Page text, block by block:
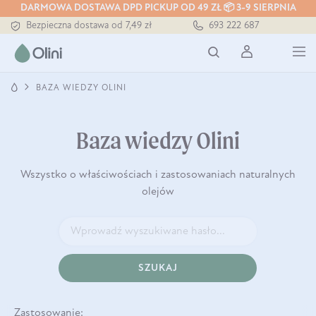
DARMOWA DOSTAWA DPD PICKUP OD 49 ZŁ 📦 3-9 SIERPNIA
Bezpieczna dostawa od 7,49 zł
Darmowa dostawa od 199 zł
693 222 687
BAZA WIEDZY OLINI
Baza wiedzy Olini
Wszystko o właściwościach i zastosowaniach naturalnych
olejów
SZUKAJ
Zastosowanie: